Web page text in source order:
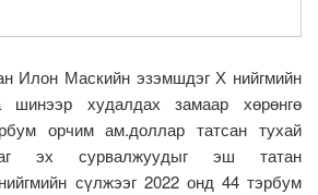
Илон Маскийн эзэмшдэг Х нийгмийн
шинээр худалдах замаар хөрөнгө
орчим ам.доллар татсан тухай
эх сурвалжуудыг эш татан
сүлжээг 2022 онд 44 тэрбум